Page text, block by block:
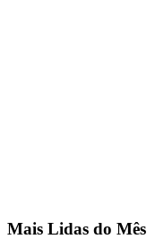
Mais Lidas do Mês